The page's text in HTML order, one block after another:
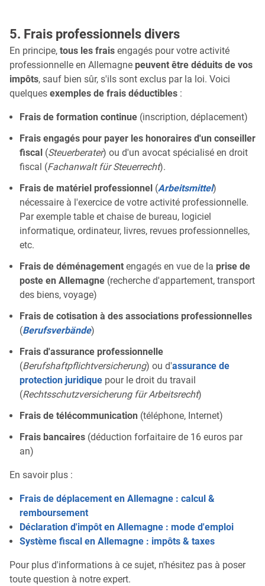
5. Frais professionnels divers
En principe, tous les frais engagés pour votre activité
professionnelle en Allemagne peuvent être déduits de vos
impôts, sauf bien sûr, s'ils sont exclus par la loi. Voici
quelques exemples de frais déductibles :
Frais de formation continue (inscription, déplacement)
Frais engagés pour payer les honoraires d'un conseiller
fiscal (Steuerberater) ou d'un avocat spécialisé en droit
fiscal (Fachanwalt für Steuerrecht).
Frais de matériel professionnel (Arbeitsmittel)
nécessaire à l'exercice de votre activité professionnelle.
Par exemple table et chaise de bureau, logiciel
informatique, ordinateur, livres, revues professionnelles,
etc.
Frais de déménagement engagés en vue de la prise de
poste en Allemagne (recherche d'appartement, transport
des biens, voyage)
Frais de cotisation à des associations professionnelles
(Berufsverbände)
Frais d'assurance professionnelle
(Berufshaftpflichtversicherung) ou d'assurance de
protection juridique pour le droit du travail
(Rechtsschutzversicherung für Arbeitsrecht)
Frais de télécommunication (téléphone, Internet)
Frais bancaires (déduction forfaitaire de 16 euros par
an)
En savoir plus :
Frais de déplacement en Allemagne : calcul &
remboursement
Déclaration d'impôt en Allemagne : mode d'emploi
Système fiscal en Allemagne : impôts & taxes
Pour plus d'informations à ce sujet, n'hésitez pas à poser
toute question à notre expert.